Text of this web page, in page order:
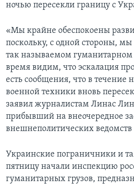
ночью пересекли границу с
«Мы крайне обеспокоены
поскольку, с одной стороны,
так называемом гуманитарном
время видим, что эскалация
есть сообщения, что в течение
военной техники вновь
заявил журналистам Линас
прибывший на внеочередное
внешнеполитических ведомств
Украинские пограничники и
пятницу начали инспекцию
гуманитарных грузов,